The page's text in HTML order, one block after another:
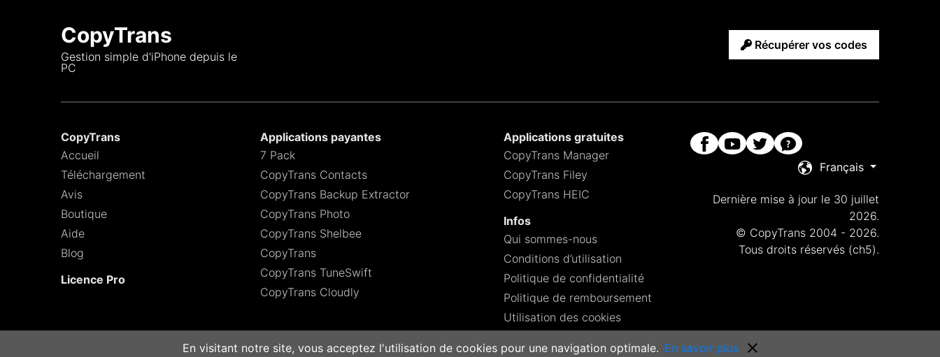
En visitant notre site, vous acceptez l'utilisation de cookies pour une navigation optimale. En savoir plus
CopyTrans
Gestion simple d'iPhone depuis le
PC
Récupérer vos codes
CopyTrans
Accueil
Téléchargement
Avis
Boutique
Aide
Blog
Licence Pro
Applications payantes
7 Pack
CopyTrans Contacts
CopyTrans Backup Extractor
CopyTrans Photo
CopyTrans Shelbee
CopyTrans
CopyTrans TuneSwift
CopyTrans Cloudly
Applications gratuites
CopyTrans Manager
CopyTrans Filey
CopyTrans HEIC
Infos
Qui sommes-nous
Conditions d’utilisation
Politique de confidentialité
Politique de remboursement
Utilisation des cookies
Français
Dernière mise à jour le 30 juillet
2026.
© CopyTrans 2004 - 2026.
Tous droits réservés (ch5).